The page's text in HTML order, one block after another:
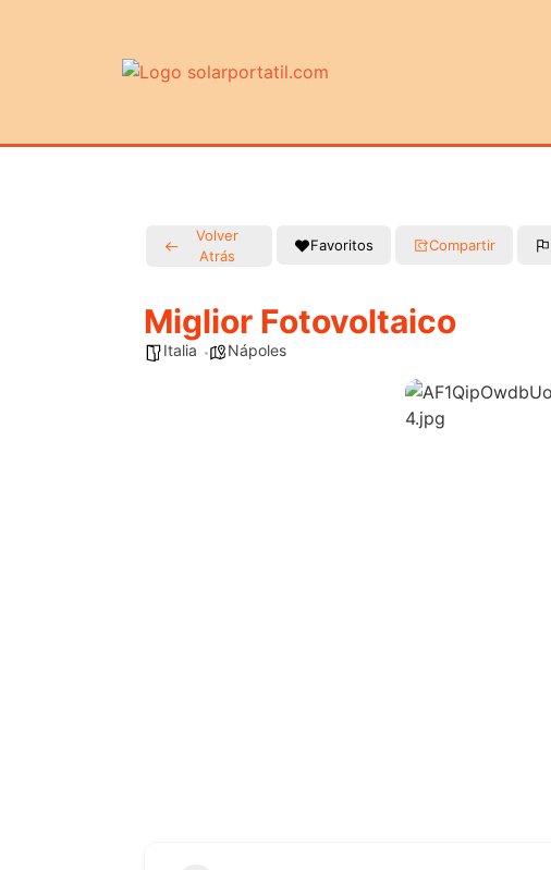
Volver
Atrás
Favoritos Compartir
Miglior Fotovoltaico
Italia Nápoles